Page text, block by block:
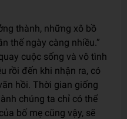
thành, những xô bồ
thế ngày càng nhiều.”
cuộc sống và vô tình
rồi đến khi nhận ra, có
hồi. Thời gian giống
chúng ta chỉ có thể
bố mẹ cũng vậy, sẽ